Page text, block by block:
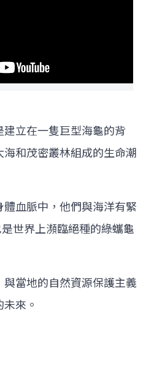
立在一隻巨型海龜的背
海和茂密叢林組成的生命潮
血脈中，他們與海洋有緊
世界上瀕臨絕種的綠蠵龜
當地的自然資源保護主義
來。